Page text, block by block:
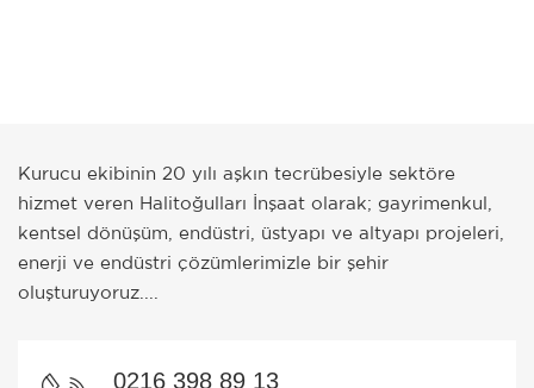
Kurucu ekibinin 20 yılı aşkın tecrübesiyle sektöre
hizmet veren Halitoğulları İnşaat olarak; gayrimenkul,
kentsel dönüşüm, endüstri, üstyapı ve altyapı projeleri,
enerji ve endüstri çözümlerimizle bir şehir
oluşturuyoruz....
0216 398 89 13